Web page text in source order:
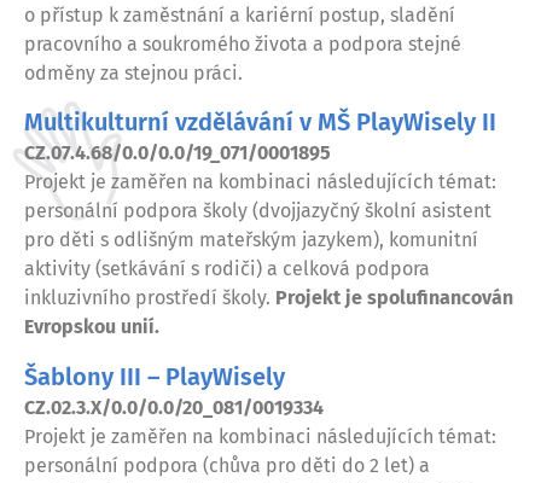
o přístup k zaměstnání a kariérní postup, sladění
pracovního a soukromého života a podpora stejné
odměny za stejnou práci.
Multikulturní vzdělávání v MŠ PlayWisely II
CZ.07.4.68/0.0/0.0/19_071/0001895
Projekt je zaměřen na kombinaci následujících témat:
personální podpora školy (dvojjazyčný školní asistent
pro děti s odlišným mateřským jazykem), komunitní
aktivity (setkávání s rodiči) a celková podpora
inkluzivního prostředí školy. Projekt je spolufinancován
Evropskou unií.
Šablony III – PlayWisely
CZ.02.3.X/0.0/0.0/20_081/0019334
Projekt je zaměřen na kombinaci následujících témat:
personální podpora (chůva pro děti do 2 let) a